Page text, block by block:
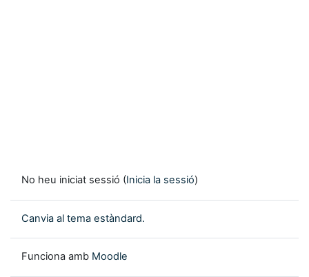
No heu iniciat sessió (Inicia la sessió)
Canvia al tema estàndard.
Funciona amb Moodle